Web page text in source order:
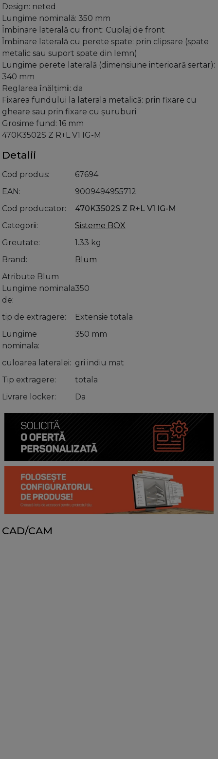
Design: neted
Lungime nominală: 350 mm
Îmbinare laterală cu front: Cuplaj de front
Îmbinare laterală cu perete spate: prin clipsare (spate
metalic sau suport spate din lemn)
Lungime perete laterală (dimensiune interioară sertar):
340 mm
Reglarea înălţimii: da
Fixarea fundului la laterala metalică: prin fixare cu
gheare sau prin fixare cu şuruburi
Grosime fund: 16 mm
470K3502S Z R+L V1 IG-M
Detalii
Cod produs
67694
EAN
9009494955712
Cod producator
470K3502S Z R+L V1 IG-M
Categorii
Sisteme BOX
Greutate
1.33 kg
Brand
Blum
Atribute Blum
Lungime nominala
de
350
tip de extragere
Extensie totala
Lungime
nominala
350 mm
culoarea lateralei
gri indiu mat
Tip extragere
totala
Livrare locker
Da
CAD/CAM